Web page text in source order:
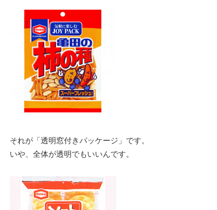
それが「透明窓付きパッケージ」です。
いや、全体が透明でもいいんです。